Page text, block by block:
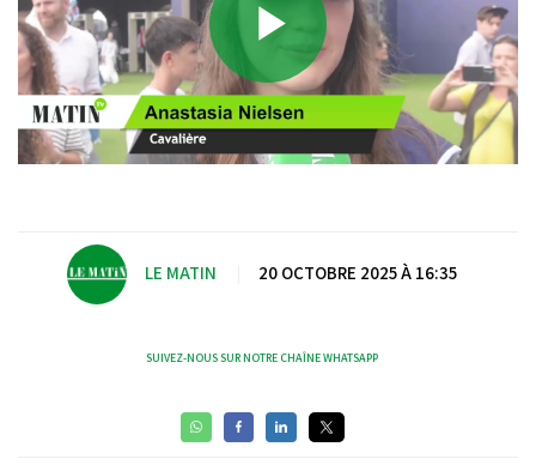
Play
LE MATIN 20 OCTOBRE 2025 À 16:35
SUIVEZ-NOUS SUR NOTRE CHAÎNE WHATSAPP